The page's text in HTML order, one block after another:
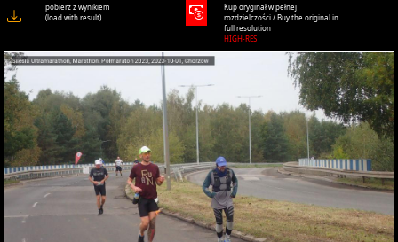
pobierz z wynikiem
(load with result)
Kup oryginał w pełnej
rozdzielczości / Buy the original in
full resolution
HIGH-RES